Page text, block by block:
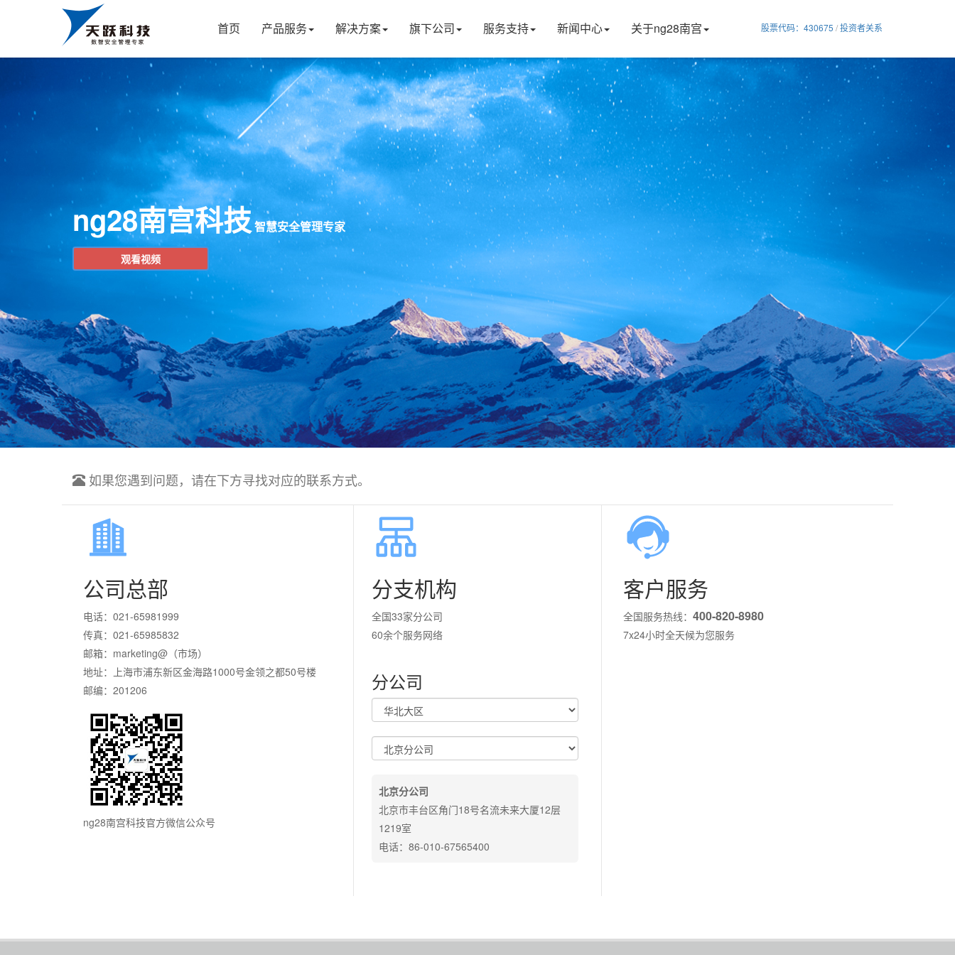
首页 产品服务 解决方案 旗下公司 服务支持 新闻中心 关于ng28南宫 股票代码：430675 /投资者关系
ng28南宫科技智慧安全管理专家
观看视频
如果您遇到问题，请在下方寻找对应的联系方式。
公司总部
电话：021-65981999
传真：021-65985832
邮箱：marketing@（市场）
地址：上海市浦东新区金海路1000号金领之都50号楼
邮编：201206
ng28南宫科技官方微信公众号
分支机构
全国33家分公司
60余个服务网络
分公司
北京分公司
北京市丰台区角门18号名流未来大厦12层
1219室
电话：86-010-67565400
客户服务
全国服务热线： 400-820-8980
7x24小时全天候为您服务